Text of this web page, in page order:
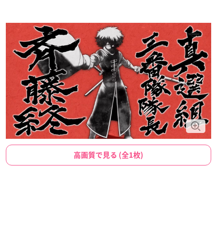
高画質で見る (全1枚)